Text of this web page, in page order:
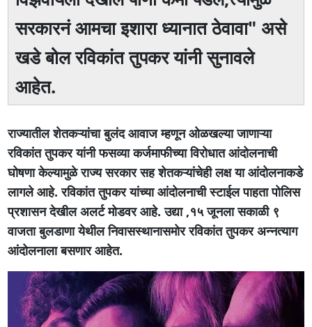
सरकारनं आमचा इशारा ध्यानात ठेवावा" असे
खडे बोल रविकांत तुपकर यांनी सुनावले
आहेत.
राज्यातील शेतकऱ्यांचा बुलंद आवाज म्हणून ओळखल्या जाणाऱ्या
रविकांत तुपकर यांनी फसव्या कर्जमाफीच्या विरोधात आंदोलनाची
घोषणा केल्यामुळे राज्य सरकार सह शेतकऱ्यांचेही लक्ष या आंदोलनाकडे
लागले आहे. रविकांत तुपकर यांच्या आंदोलनाची स्टाईल पाहता पोलिस
प्रशासन देखील अलर्ट मोडवर आहे. उद्या ,१५ जूनला सकाळी ९
वाजता बुलडाणा येथील निवासस्थानासमोर रविकांत तुपकर अन्नत्याग
आंदोलनाला बसणार आहेत.